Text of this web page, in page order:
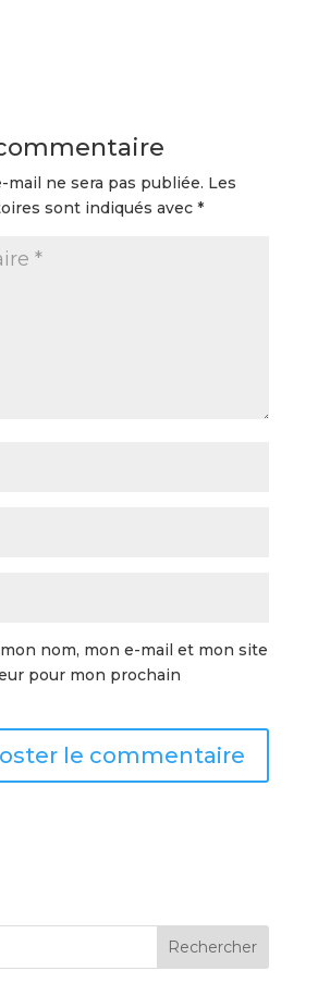
mail ne sera pas publiée. Les
sont indiqués avec *
nom, mon e-mail et mon site
pour mon prochain
Rechercher